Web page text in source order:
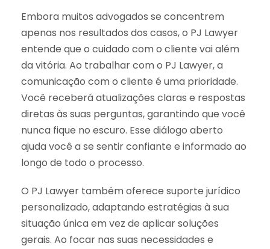
Embora muitos advogados se concentrem
apenas nos resultados dos casos, o PJ Lawyer
entende que o cuidado com o cliente vai além
da vitória. Ao trabalhar com o PJ Lawyer, a
comunicação com o cliente é uma prioridade.
Você receberá atualizações claras e respostas
diretas às suas perguntas, garantindo que você
nunca fique no escuro. Esse diálogo aberto
ajuda você a se sentir confiante e informado ao
longo de todo o processo.
O PJ Lawyer também oferece suporte jurídico
personalizado, adaptando estratégias à sua
situação única em vez de aplicar soluções
gerais. Ao focar nas suas necessidades e